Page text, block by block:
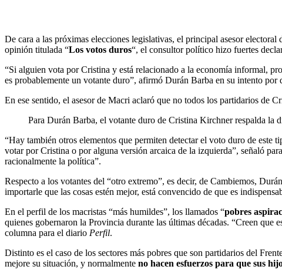
De cara a las próximas elecciones legislativas, el principal asesor
opinión titulada “Los votos duros“, el consultor político hizo fuertes
“Si alguien vota por Cristina y está relacionado a la economía informal,
es probablemente un votante duro”, afirmó Durán Barba en su intento
En ese sentido, el asesor de Macri aclaró que no todos los partidarios de
Para Durán Barba, el votante duro de Cristina Kirchner respalda la
“Hay también otros elementos que permiten detectar el voto duro de este
votar por Cristina o por alguna versión arcaica de la izquierda”, señaló
racionalmente la política”.
Respecto a los votantes del “otro extremo”, es decir, de Cambiemos,
importarle que las cosas estén mejor, está convencido de que es
En el perfil de los macristas “más humildes”, los llamados “pobres
quienes gobernaron la Provincia durante las últimas décadas. “Creen que
columna para el diario Perfil.
Distinto es el caso de los sectores más pobres que son partidarios del
mejore su situación, y normalmente no hacen esfuerzos para que sus